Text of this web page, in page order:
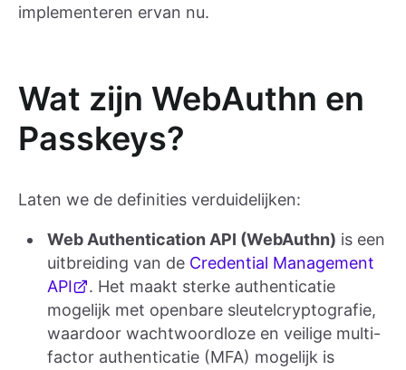
implementeren ervan nu.
Wat zijn WebAuthn en
Passkeys?
Laten we de definities verduidelijken:
Web Authentication API (WebAuthn) is een
uitbreiding van de Credential Management
API
. Het maakt sterke authenticatie
mogelijk met openbare sleutelcryptografie,
waardoor wachtwoordloze en veilige multi-
factor authenticatie (MFA) mogelijk is